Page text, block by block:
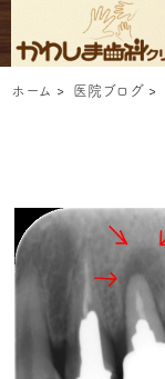
ホーム > 医院ブログ >